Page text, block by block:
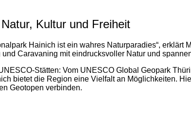
Kultur und Freiheit
Hainich ist ein wahres Naturparadies“,
Caravaning mit eindrucksvoller Natur und
Stätten: Vom UNESCO Global Geopark
bietet die Region eine Vielfalt an Möglichkeiten.
Geotopen verbinden.